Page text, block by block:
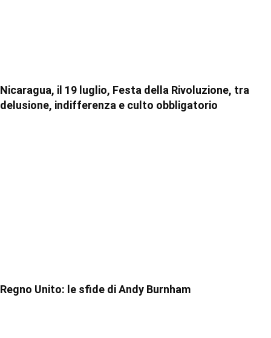
Nicaragua, il 19 luglio, Festa della Rivoluzione, tra
delusione, indifferenza e culto obbligatorio
Regno Unito: le sfide di Andy Burnham